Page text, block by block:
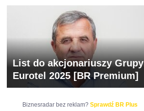
List do akcjonariuszy Grupy
Eurotel 2025 [BR Premium]
Biznesradar bez reklam? Sprawdź BR Plus